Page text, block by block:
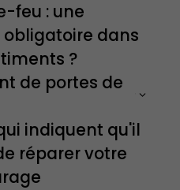
feu : une
dans
?
de portes de
indiquent qu'il
réparer votre